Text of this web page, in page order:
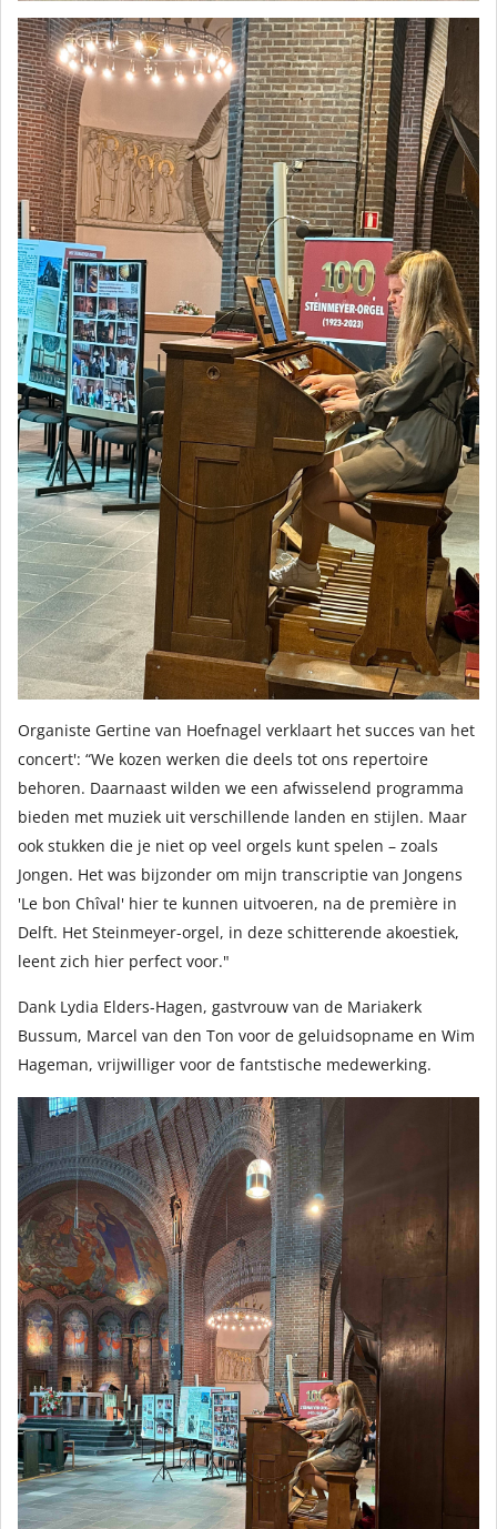
Organiste Gertine van Hoefnagel verklaart het succes van het
concert': “We kozen werken die deels tot ons repertoire
behoren. Daarnaast wilden we een afwisselend programma
bieden met muziek uit verschillende landen en stijlen. Maar
ook stukken die je niet op veel orgels kunt spelen – zoals
Jongen. Het was bijzonder om mijn transcriptie van Jongens
'Le bon Chîval' hier te kunnen uitvoeren, na de première in
Delft. Het Steinmeyer-orgel, in deze schitterende akoestiek,
leent zich hier perfect voor."
Dank Lydia Elders-Hagen, gastvrouw van de Mariakerk
Bussum, Marcel van den Ton voor de geluidsopname en Wim
Hageman, vrijwilliger voor de fantstische medewerking.